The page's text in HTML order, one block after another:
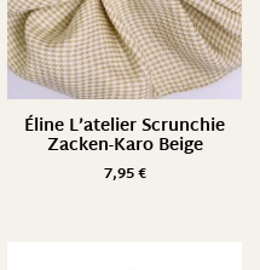
Éline L’atelier Scrunchie
Zacken-Karo Beige
7,95€